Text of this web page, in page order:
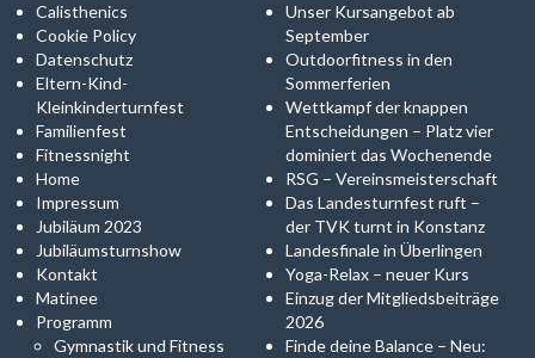
Calisthenics
Cookie Policy
Datenschutz
Eltern-Kind-
Kleinkinderturnfest
Familienfest
Fitnessnight
Home
Impressum
Jubiläum 2023
Jubiläumsturnshow
Kontakt
Matinee
Programm
Gymnastik und Fitness
Unser Kursangebot ab
September
Outdoorfitness in den
Sommerferien
Wettkampf der knappen
Entscheidungen – Platz vier
dominiert das Wochenende
RSG – Vereinsmeisterschaft
Das Landesturnfest ruft –
der TVK turnt in Konstanz
Landesfinale in Überlingen
Yoga-Relax – neuer Kurs
Einzug der Mitgliedsbeiträge
2026
Finde deine Balance – Neu: